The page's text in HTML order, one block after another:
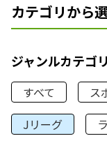
カテゴリから
ジャンルカテゴリ
すべて ス
Jリーグ